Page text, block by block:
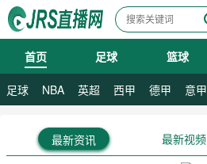
首页 足球 篮球
足球 NBA 英超 西甲 德甲 意甲
最新资讯 最新视频
08月09日 星期日